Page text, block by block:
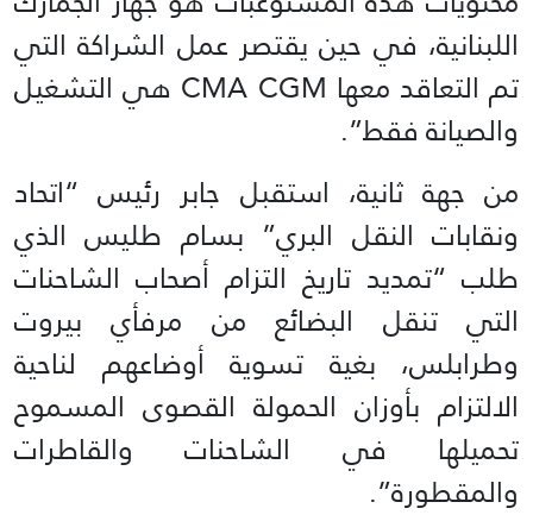
اللبنانية، في حين يقتصر عمل الشراكة التي
تم التعاقد معها CMA CGM هي التشغيل
والصيانة فقط”.
من جهة ثانية، استقبل جابر رئيس “اتحاد
ونقابات النقل البري” بسام طليس الذي
طلب “تمديد تاريخ التزام أصحاب الشاحنات
التي تنقل البضائع من مرفأي بيروت
وطرابلس، بغية تسوية أوضاعهم لناحية
الالتزام بأوزان الحمولة القصوى المسموح
تحميلها في الشاحنات والقاطرات
والمقطورة”.